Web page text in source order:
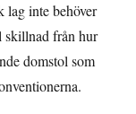
lag inte behöver
skillnad från hur
domstol som